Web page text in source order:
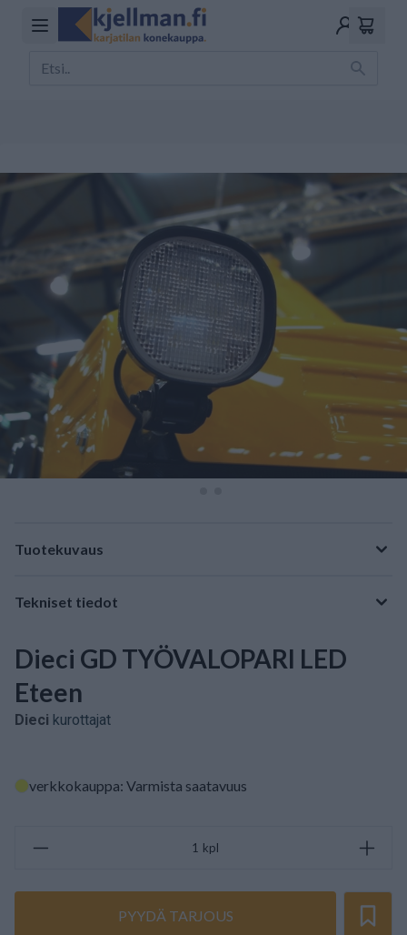
Tuotekuvaus
Tekniset tiedot
Dieci GD TYÖVALOPARI LED
Eteen
Dieci kurottajat
verkkokauppa: Varmista saatavuus
kpl
PYYDÄ TARJOUS